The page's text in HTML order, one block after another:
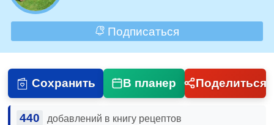
Подписаться
Сохранить В планер Поделиться
440 добавлений в книгу рецептов